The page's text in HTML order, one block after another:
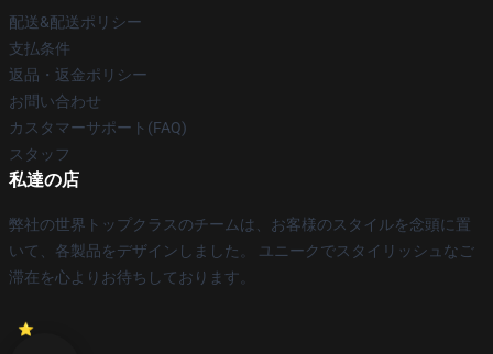
配送&配送ポリシー
支払条件
返品・返金ポリシー
お問い合わせ
カスタマーサポート(FAQ)
スタッフ
私達の店
弊社の世界トップクラスのチームは、お客様のスタイルを念頭に置
いて、各製品をデザインしました。 ユニークでスタイリッシュなご
滞在を心よりお待ちしております。